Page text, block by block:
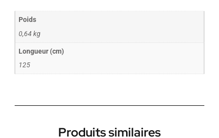
Poids
0,64 kg
Longueur (cm)
125
Produits similaires